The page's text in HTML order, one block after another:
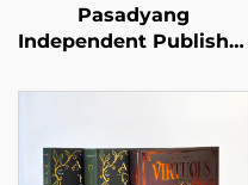
Pasadyang
Independent Publisher
print ng Romantic
Spray Edges
Hardcover na Libro na